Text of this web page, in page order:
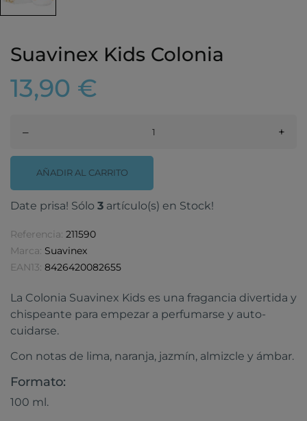
Suavinex Kids Colonia
13,90 €
– +
AÑADIR AL CARRITO
Date prisa! Sólo 3 artículo(s) en Stock!
Referencia: 211590
Marca: Suavinex
EAN13: 8426420082655
La Colonia Suavinex Kids es una fragancia divertida y
chispeante para empezar a perfumarse y auto-
cuidarse.
Con notas de lima, naranja, jazmín, almizcle y ámbar.
Formato:
100 ml.